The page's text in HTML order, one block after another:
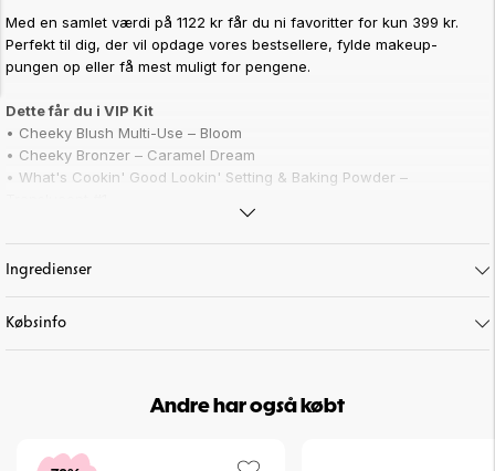
Med en samlet værdi på 1122 kr får du ni favoritter for kun 399 kr.
Perfekt til dig, der vil opdage vores bestsellere, fylde makeup-
pungen op eller få mest muligt for pengene.
Dette får du i VIP Kit
• Cheeky Blush Multi-Use – Bloom
• Cheeky Bronzer – Caramel Dream
• What's Cookin' Good Lookin' Setting & Baking Powder –
• Max Lash Lift Mascara – Black
• Waterproof Stay Lip Liner – Lingerie
Derfor kommer du til at elske VIP Kit
• Indeholder nogle af vores mest populære produkter
• Perfekt kombination af glød, definition og holdbarhed
Ingredienser
Købsinfo
Andre har også købt